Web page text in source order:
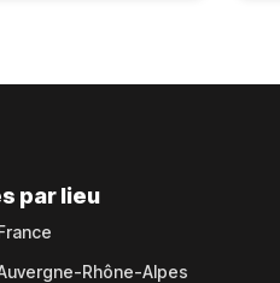
par lieu
Rhône-Alpes